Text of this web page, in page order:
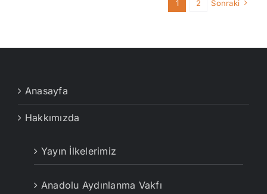
1 2 Sonraki
Anasayfa
Hakkımızda
Yayın İlkelerimiz
Anadolu Aydınlanma Vakfı